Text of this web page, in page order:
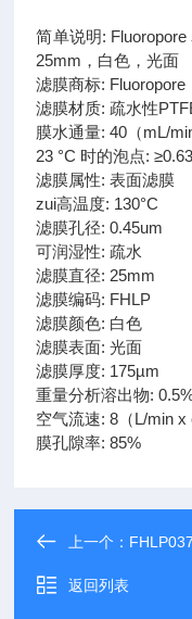
简单说明:
25mm，白色，光面
滤膜商标: Fluoropore
滤膜材质: 疏水性
膜水通量: 40（mL/
23 °C 时的泡点:
滤膜属性: 表面滤膜
zui高温度: 130°C
滤膜孔径: 0.45um
可润湿性: 疏水
滤膜直径: 25mm
滤膜编码: FHLP
滤膜颜色: 白色
滤膜表面: 光面
滤膜厚度: 175µm
重量分析溶出物:
空气流速: 8（L/min x
膜孔隙率: 85%
上一个：
返回列表